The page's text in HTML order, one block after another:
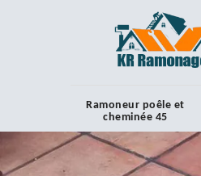
Ramoneur poêle et
cheminée 45